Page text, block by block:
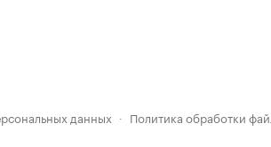
данных · Политика обработки